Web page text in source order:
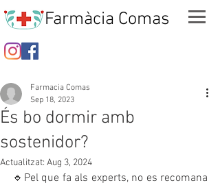
Farmàcia Comas
És bo dormir amb
sostenidor?
Farmacia Comas
Sep 18, 2023
Actualitzat: Aug 3, 2024
🔹Pel que fa als experts, no es recomana